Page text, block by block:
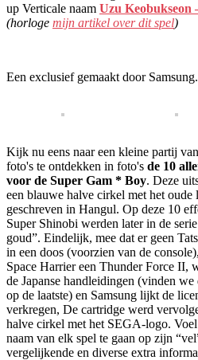
up Verticale naam Uzu Keobukseon
(horloge mijn artikel over dit spel)
Een exclusief gemaakt door Samsung.
Kijk nu eens naar een kleine partij
foto's te ontdekken in foto's de 10
voor de Super Gam * Boy. Deze
een blauwe halve cirkel met het
geschreven in Hangul. Op deze 10
Super Shinobi werden later in de
goud”. Eindelijk, mee dat er geen
in een doos (voorzien van de
Space Harrier een Thunder Force II,
de Japanse handleidingen (vinden
op de laatste) en Samsung lijkt de
verkregen, De cartridge werd
halve cirkel met het SEGA-logo.
naam van elk spel te gaan op zijn
vergelijkende en diverse extra